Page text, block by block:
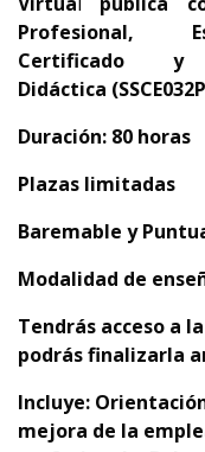
Profesional,
Certificado y
Didáctica
Duración: 80 horas
Plazas limitadas
Baremable y
Modalidad de
Tendrás acceso a
podrás finalizarla
Incluye:
mejora de la